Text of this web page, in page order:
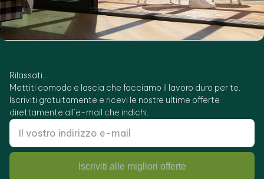
Rilassati...
Mettiti comodo e lascia che facciamo il lavoro duro per te.
Iscriviti gratuitamente e ricevi le nostre ultime offerte
direttamente all’e-mail che indichi.
Iscriviti alle migliori offerte